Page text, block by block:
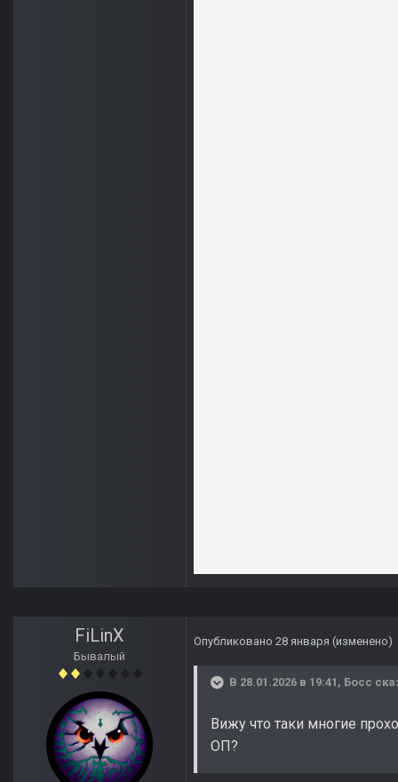
FiLinX
Бывалый
Опубликовано 28 января (изменено)
В 28.01.2026 в 19:41, Босс
Вижу что таки многие
ОП?